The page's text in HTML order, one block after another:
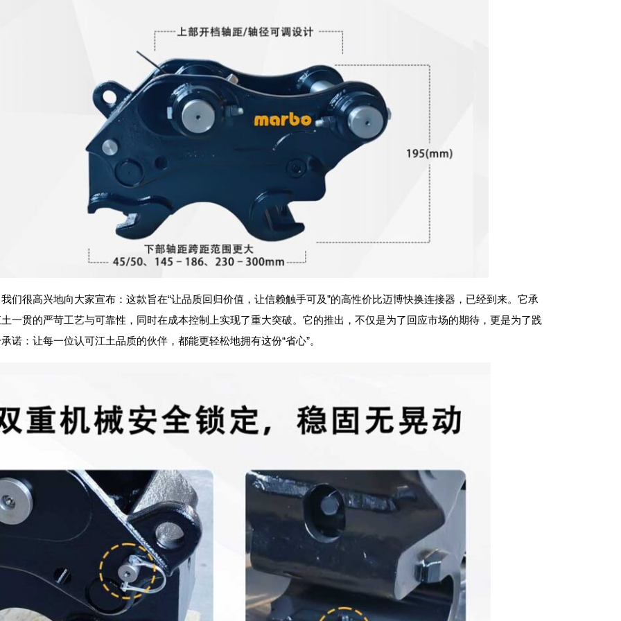
们很高兴地向大家宣布：这款旨在“让品质回归价值，让信赖触手可及”的高性价比迈博快换连接器，已经到来。它承
一贯的严苛工艺与可靠性，同时在成本控制上实现了重大突破。它的推出，不仅是为了回应市场的期待，更是为了践
诺：让每一位认可江土品质的伙伴，都能更轻松地拥有这份“省心”。